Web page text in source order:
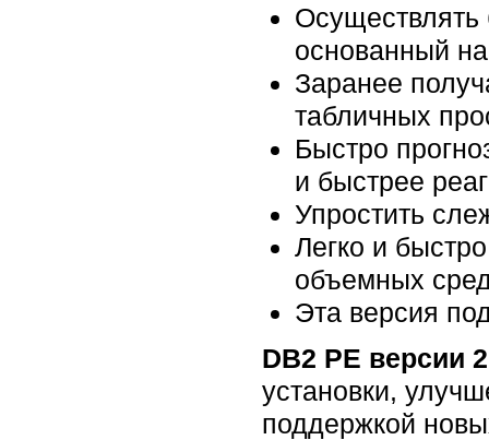
основанный
Заранее
табличных
Быстро
и быстрее
Упростить
Легко и
объемных
Эта версия
DB2 PE версии
установки,
поддержкой